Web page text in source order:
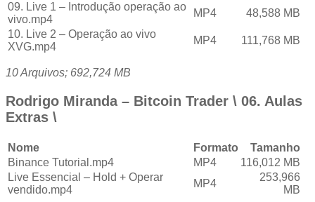
09. Live 1 – Introdução operação ao
vivo.mp4
MP4
48,588 MB
10. Live 2 – Operação ao vivo
XVG.mp4
MP4 111,768 MB
10 Arquivos; 692,724 MB
Rodrigo Miranda – Bitcoin Trader \ 06. Aulas
Extras \
Nome Formato
Tamanho
Binance Tutorial.mp4
MP4
116,012 MB
Live Essencial – Hold + Operar
vendido.mp4
MP4
253,966
MB